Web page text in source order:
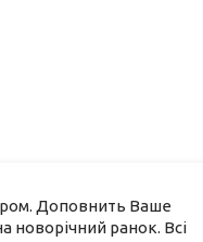
Доповнить Ваше
новорічний ранок. Всі